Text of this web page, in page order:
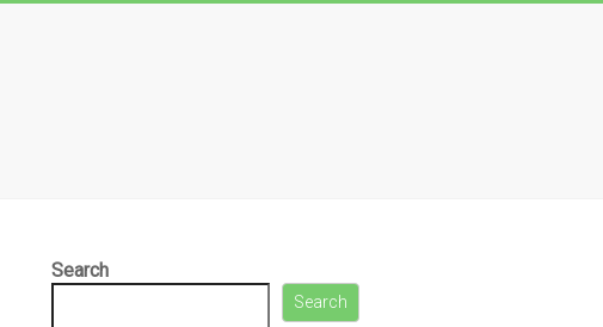
Search
Search